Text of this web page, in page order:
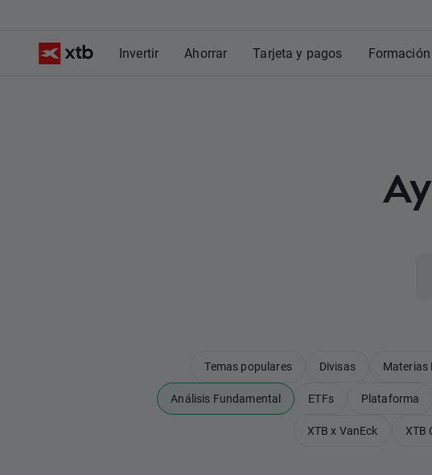
Invertir Ahorrar Tarjeta y pagos Formación
Temas populares Divisas Materias
Análisis Fundamental ETFs Plataforma
XTB x VanEck XTB